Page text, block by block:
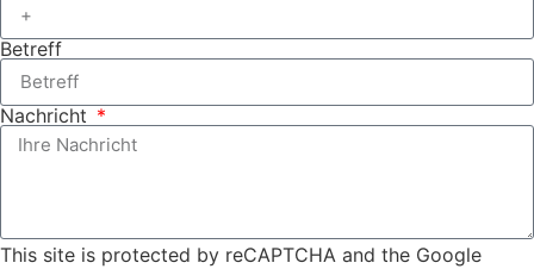
Betreff
Nachricht
This site is protected by reCAPTCHA and the Google